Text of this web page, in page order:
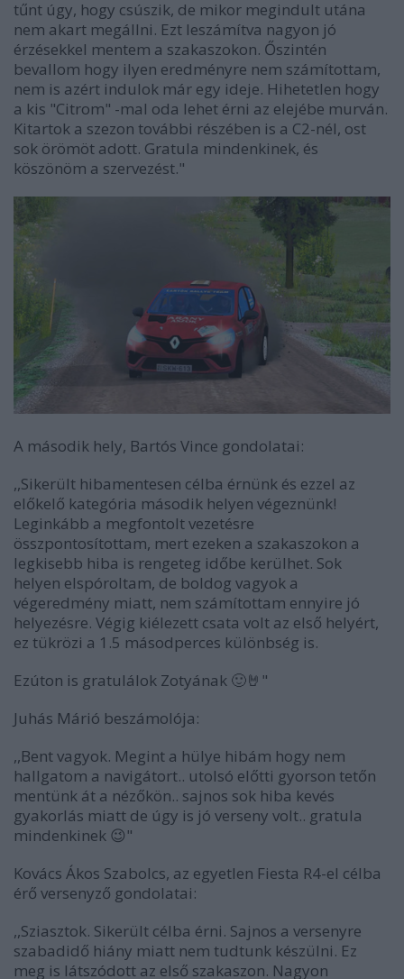
tűnt úgy, hogy csúszik, de mikor megindult utána
nem akart megállni. Ezt leszámítva nagyon jó
érzésekkel mentem a szakaszokon. Őszintén
bevallom hogy ilyen eredményre nem számítottam,
nem is azért indulok már egy ideje. Hihetetlen hogy
a kis "Citrom" -mal oda lehet érni az elejébe murván.
Kitartok a szezon további részében is a C2-nél, ost
sok örömöt adott. Gratula mindenkinek, és
köszönöm a szervezést."
A második hely, Bartós Vince gondolatai:
,,Sikerült hibamentesen célba érnünk és ezzel az
előkelő kategória második helyen végeznünk!
Leginkább a megfontolt vezetésre
összpontosítottam, mert ezeken a szakaszokon a
legkisebb hiba is rengeteg időbe kerülhet. Sok
helyen elspóroltam, de boldog vagyok a
végeredmény miatt, nem számítottam ennyire jó
helyezésre. Végig kiélezett csata volt az első helyért,
ez tükrözi a 1.5 másodperces különbség is.
Ezúton is gratulálok Zotyának 🙂🤘 "
Juhás Márió beszámolója:
,,Bent vagyok. Megint a hülye hibám hogy nem
hallgatom a navigátort.. utolsó előtti gyorson tetőn
mentünk át a nézőkön.. sajnos sok hiba kevés
gyakorlás miatt de úgy is jó verseny volt.. gratula
mindenkinek 😉"
Kovács Ákos Szabolcs, az egyetlen Fiesta R4-el célba
érő versenyző gondolatai:
,,Sziasztok. Sikerült célba érni. Sajnos a versenyre
szabadidő hiány miatt nem tudtunk készülni. Ez
meg is látszódott az első szakaszon. Nagyon